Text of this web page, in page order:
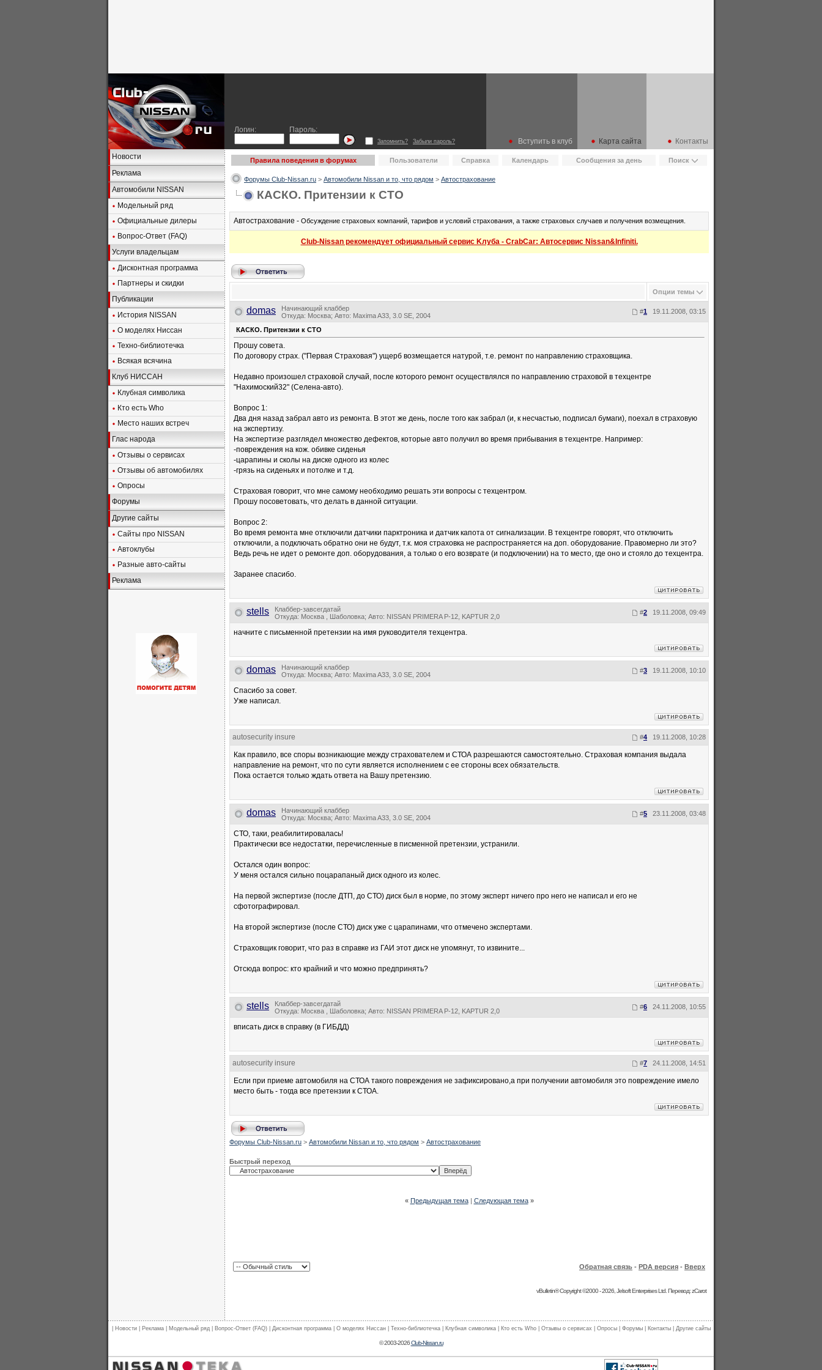
Логин: Пароль:
Запомнить? Забыли пароль? Вступить в клуб Карта сайта
Контакты
Новости
Реклама
Автомобили NISSAN
Модельный ряд
Официальные дилеры
Вопрос-Ответ (FAQ)
Услуги владельцам
Дисконтная программа
Партнеры и скидки
Публикации
История NISSAN
О моделях Ниссан
Техно-библиотечка
Всякая всячина
Клуб НИССАН
Клубная символика
Кто есть Who
Место наших встреч
Глас народа
Отзывы о сервисах
Отзывы об автомобилях
Опросы
Форумы
Другие сайты
Сайты про NISSAN
Автоклубы
Разные авто-сайты
Реклама
Правила поведения в форумах Пользователи Справка Календарь Сообщения за день Поиск
Форумы Club-Nissan.ru > Автомобили Nissan и то, что рядом > Автострахование
КАСКО. Притензии к СТО
Автострахование - Обсуждение страховых компаний, тарифов и условий страхования, а также страховых случаев и получения возмещения.
Club-Nissan рекомендует официальный сервис Kлуба - CrabCar: Автосервис Nissan&Infiniti.
Опции темы
domas
Начинающий клаббер
Откуда: Москва; Авто: Maxima A33, 3.0 SE, 2004
#1 19.11.2008, 03:15
КАСКО. Притензии к СТО
Прошу совета.
По договору страх. ("Первая Страховая") ущерб возмещается натурой, т.е. ремонт по направлению страховщика.
Недавно произошел страховой случай, после которого ремонт осуществлялся по направлению страховой в техцентре
"Нахимоский32" (Селена-авто).
Вопрос 1:
Два дня назад забрал авто из ремонта. В этот же день, после того как забрал (и, к несчастью, подписал бумаги), поехал в страховую
на экспертизу.
На экспертизе разглядел множество дефектов, которые авто получил во время прибывания в техцентре. Например:
-повреждения на кож. обивке сиденья
-царапины и сколы на диске одного из колес
-грязь на сиденьях и потолке и т.д.
Страховая говорит, что мне самому необходимо решать эти вопросы с техцентром.
Прошу посоветовать, что делать в данной ситуации.
Вопрос 2:
Во время ремонта мне отключили датчики парктроника и датчик капота от сигнализации. В техцентре говорят, что отключить
отключили, а подключать обратно они не будут, т.к. моя страховка не распространяется на доп. оборудование. Правомерно ли это?
Ведь речь не идет о ремонте доп. оборудования, а только о его возврате (и подключении) на то место, где оно и стояло до техцентра.
Заранее спасибо.
stells
Клаббер-завсегдатай
Откуда: Москва , Шаболовка; Авто: NISSAN PRIMERA P-12, KAPTUR 2,0
#2 19.11.2008, 09:49
начните с письменной претензии на имя руководителя техцентра.
domas
Начинающий клаббер
Откуда: Москва; Авто: Maxima A33, 3.0 SE, 2004
#3 19.11.2008, 10:10
Спасибо за совет.
Уже написал.
autosecurity insure #4 19.11.2008, 10:28
Как правило, все споры возникающие между страхователем и СТОА разрешаются самостоятельно. Страховая компания выдала
направление на ремонт, что по сути является исполнением с ее стороны всех обязательств.
Пока остается только ждать ответа на Вашу претензию.
domas
Начинающий клаббер
Откуда: Москва; Авто: Maxima A33, 3.0 SE, 2004
#5 23.11.2008, 03:48
СТО, таки, реабилитировалась!
Практически все недостатки, перечисленные в писменной претензии, устранили.
Остался один вопрос:
У меня остался сильно поцарапаный диск одного из колес.
На первой экспертизе (после ДТП, до СТО) диск был в норме, по этому эксперт ничего про него не написал и его не
сфотографировал.
На второй экспертизе (после СТО) диск уже с царапинами, что отмечено экспертами.
Страховщик говорит, что раз в справке из ГАИ этот диск не упомянут, то извините...
Отсюда вопрос: кто крайний и что можно предпринять?
stells
Клаббер-завсегдатай
Откуда: Москва , Шаболовка; Авто: NISSAN PRIMERA P-12, KAPTUR 2,0
#6 24.11.2008, 10:55
вписать диск в справку (в ГИБДД)
autosecurity insure #7 24.11.2008, 14:51
Если при приеме автомобиля на СТОА такого повреждения не зафиксировано,а при получении автомобиля это повреждение имело
место быть - тогда все претензии к СТОА.
Форумы Club-Nissan.ru > Автомобили Nissan и то, что рядом > Автострахование
Быстрый переход
« Предыдущая тема| Следующая тема »
Обратная связь - PDA версия - Вверх
vBulletin® Copyright ©2000 - 2026, Jelsoft Enterprises Ltd. Перевод: zCarot
Новости Реклама Модельный ряд Вопрос-Ответ (FAQ) Дисконтная программа О моделях Ниссан Техно-библиотечка Клубная символика Кто есть Who Отзывы о сервисах Опросы Форумы Контакты Другие сайты
© 2003-2026Club-Nissan.ru